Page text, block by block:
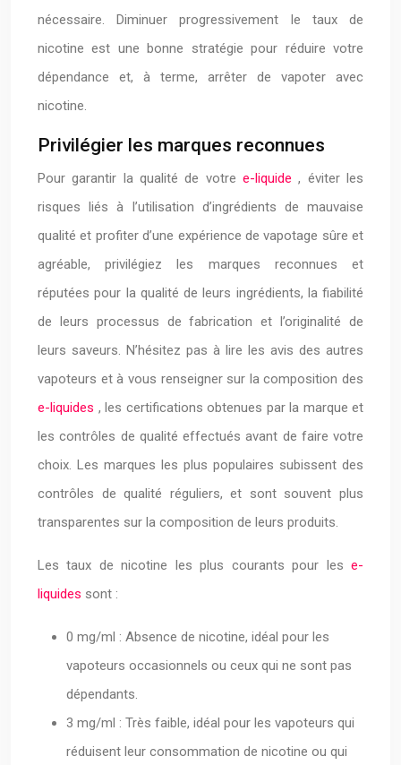
nécessaire. Diminuer progressivement le taux de
nicotine est une bonne stratégie pour réduire votre
dépendance et, à terme, arrêter de vapoter avec
nicotine.
Privilégier les marques reconnues
Pour garantir la qualité de votre e-liquide, éviter les
risques liés à l’utilisation d’ingrédients de mauvaise
qualité et profiter d’une expérience de vapotage sûre et
agréable, privilégiez les marques reconnues et
réputées pour la qualité de leurs ingrédients, la fiabilité
de leurs processus de fabrication et l’originalité de
leurs saveurs. N’hésitez pas à lire les avis des autres
vapoteurs et à vous renseigner sur la composition des
e-liquides , les certifications obtenues par la marque et
les contrôles de qualité effectués avant de faire votre
choix. Les marques les plus populaires subissent des
contrôles de qualité réguliers, et sont souvent plus
transparentes sur la composition de leurs produits.
Les taux de nicotine les plus courants pour les e-
liquides sont :
0 mg/ml : Absence de nicotine, idéal pour les
vapoteurs occasionnels ou ceux qui ne sont pas
dépendants.
3 mg/ml : Très faible, idéal pour les vapoteurs qui
réduisent leur consommation de nicotine ou qui